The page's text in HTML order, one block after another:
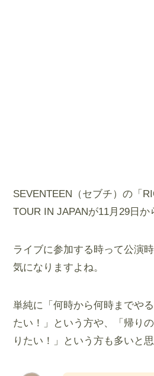
SEVENTEEN（セブチ）の「
TOUR IN JAPANが11月29日か
ライブに参加する時って公演
気になりますよね。
単純に「何時から何時までや
たい！」という方や、「帰り
りたい！」という方も多いと思